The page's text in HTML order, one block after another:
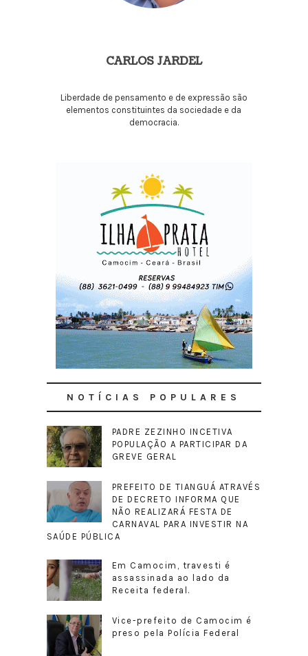
CARLOS JARDEL
Liberdade de pensamento e de expressão são
elementos constituintes da sociedade e da
democracia.
NOTÍCIAS POPULARES
PADRE ZEZINHO INCETIVA
POPULAÇÃO A PARTICIPAR DA
GREVE GERAL
PREFEITO DE TIANGUÁ ATRAVÉS
DE DECRETO INFORMA QUE
NÃO REALIZARÁ FESTA DE
CARNAVAL PARA INVESTIR NA
SAÚDE PÚBLICA
Em Camocim, travesti é
assassinada ao lado da
Receita federal.
Vice-prefeito de Camocim é
preso pela Polícia Federal